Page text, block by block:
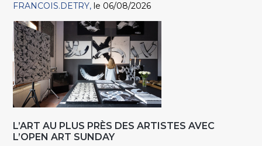
FRANCOIS.DETRY le 06/08/2026
L’ART AU PLUS PRÈS DES ARTISTES AVEC
L’OPEN ART SUNDAY